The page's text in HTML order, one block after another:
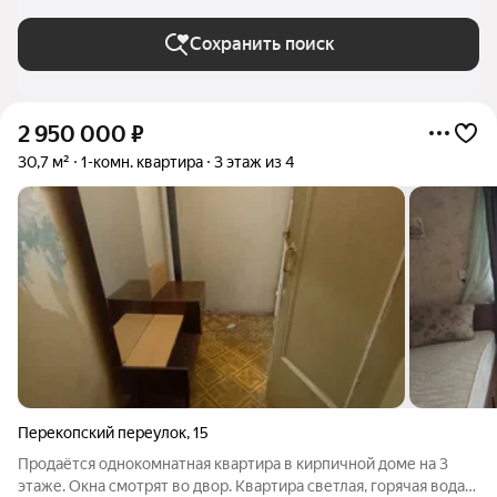
Сохранить поиск
2 950 000 ₽
30,7 м² 1-комн. квартира 3 этаж из 4
Перекопский переулок,15
Продаётся однокомнатная квартира в кирпичной доме на 3
этаже. Окна смотрят во двор. Квартира светлая, горячая вода